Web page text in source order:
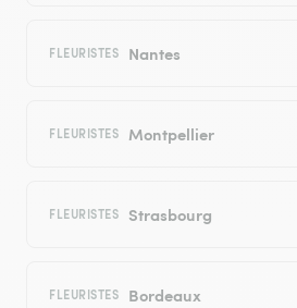
FLEURISTES Nantes
FLEURISTES Montpellier
FLEURISTES Strasbourg
FLEURISTES Bordeaux